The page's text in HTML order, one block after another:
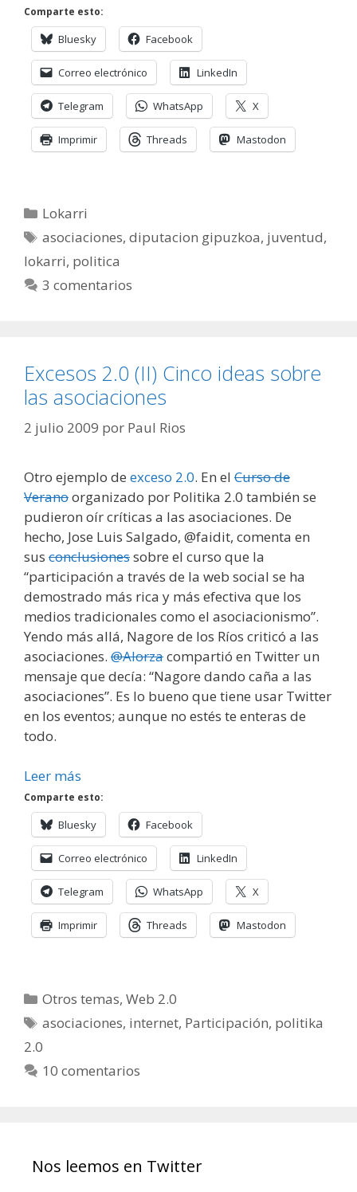
Comparte esto:
Bluesky Facebook
Correo electrónico LinkedIn
Telegram WhatsApp X
Imprimir Threads Mastodon
Categorías
Lokarri
Etiquetas
asociaciones,diputacion gipuzkoa, juventud,
lokarri, politica
3 comentarios
Excesos 2.0 (II) Cinco ideas sobre
las asociaciones
2 julio 2009 por Paul Rios
Otro ejemplo de exceso 2.0. En el Curso de
Veranoorganizado por Politika 2.0 también se
pudieron oír críticas a las asociaciones. De
hecho, Jose Luis Salgado, @faidit, comenta en
sus conclusionessobre el curso que la
“participación a través de la web social se ha
demostrado más rica y más efectiva que los
medios tradicionales como el asociacionismo”.
Yendo más allá, Nagore de los Ríos criticó a las
asociaciones. @Alorzacompartió en Twitter un
mensaje que decía: “Nagore dando caña a las
asociaciones”. Es lo bueno que tiene usar Twitter
en los eventos; aunque no estés te enteras de
todo.
Leer más
Comparte esto:
Bluesky Facebook
Correo electrónico LinkedIn
Telegram WhatsApp X
Imprimir Threads Mastodon
Categorías
Otros temas,Web 2.0
Etiquetas
asociaciones, internet, Participación, politika
2.0
10 comentarios
Nos leemos en Twitter